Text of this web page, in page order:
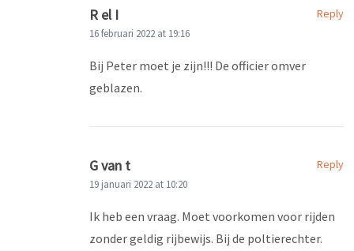
Reply
R el I
16 februari 2022 at 19:16
Bij Peter moet je zijn!!! De officier omver
geblazen.
Reply
G van t
19 januari 2022 at 10:20
Ik heb een vraag. Moet voorkomen voor rijden
zonder geldig rijbewijs. Bij de poltierechter.